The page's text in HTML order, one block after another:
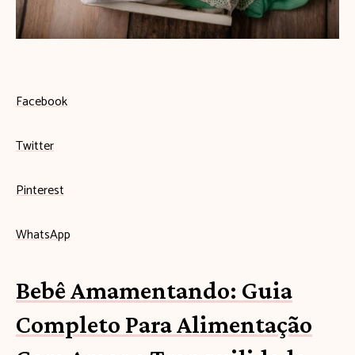
s
e
b
e
ê
c
m
e
ç
Facebook
Twitter
Pinterest
WhatsApp
Bebê Amamentando: Guia
Completo Para Alimentação